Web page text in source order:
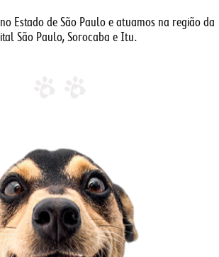
Estado de São Paulo e atuamos na região da
São Paulo, Sorocaba e Itu.